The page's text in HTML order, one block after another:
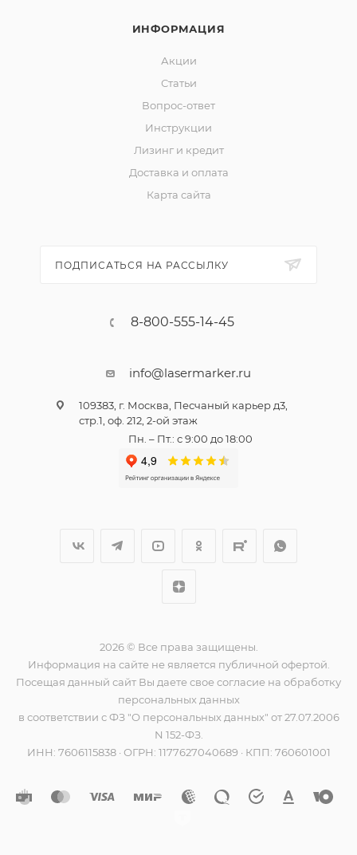
ИНФОРМАЦИЯ
Акции
Статьи
Вопрос-ответ
Инструкции
Лизинг и кредит
Доставка и оплата
Карта сайта
ПОДПИСАТЬСЯ НА РАССЫЛКУ
8-800-555-14-45
info@lasermarker.ru
109383, г. Москва, Песчаный карьер д3,
стр.1, оф. 212, 2-ой этаж
Пн. – Пт.: с 9:00 до 18:00
2026 © Все права защищены.
Информация на сайте не является публичной офертой.
Посещая данный сайт Вы даете свое согласие на обработку
персональных данных
в соответствии с ФЗ "О персональных данных" от 27.07.2006
N 152-ФЗ.
ИНН: 7606115838 · ОГРН: 1177627040689 · КПП: 760601001